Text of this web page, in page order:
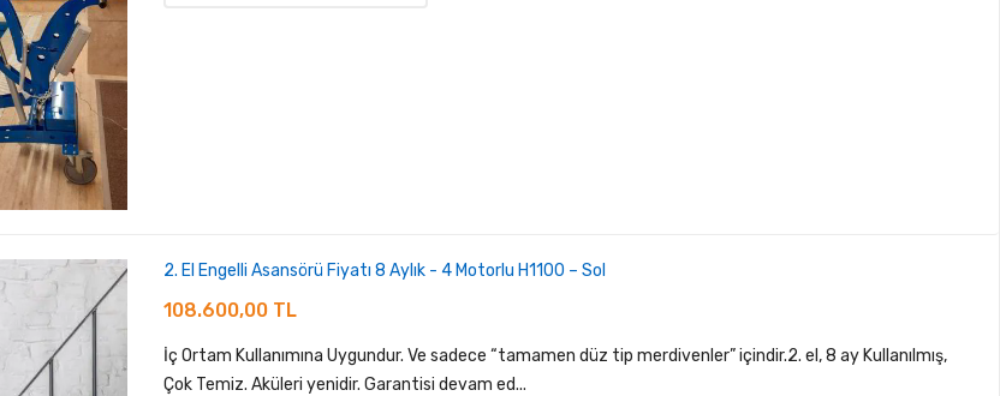
2. El Engelli Asansörü Fiyatı 8 Aylık - 4 Motorlu H1100 – Sol
108.600,00 TL
İç Ortam Kullanımına Uygundur. Ve sadece “tamamen düz tip merdivenler” içindir.2. el, 8 ay Kullanılmış,
Çok Temiz. Aküleri yenidir. Garantisi devam ed...